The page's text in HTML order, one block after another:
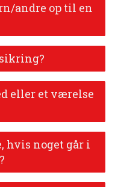
andre op til en
eller et værelse
hvis noget går i